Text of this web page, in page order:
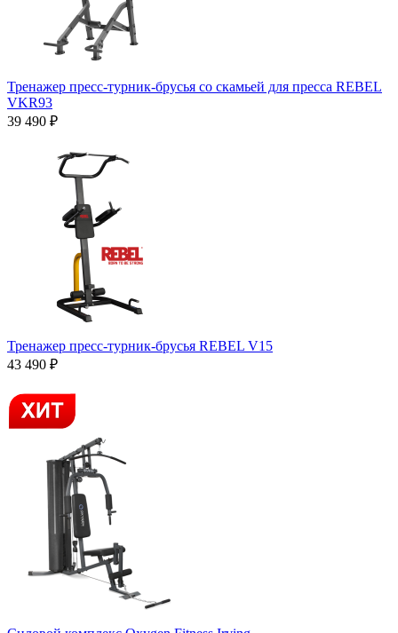
Тренажер пресс-турник-брусья со скамьей для пресса REBEL
VKR93
39 490 ₽
Тренажер пресс-турник-брусья REBEL V15
43 490 ₽